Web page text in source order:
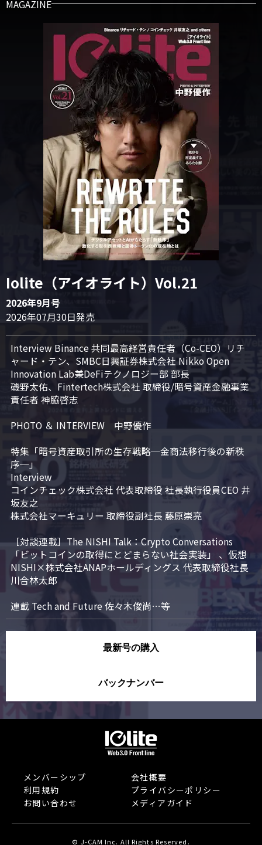
MAGAZINE
Iolite（アイオライト）Vol.21
2026年9月号
2026年07月30日発売
Interview Binance 共同最高経営責任者（Co-CEO）リチ
ャード・テン、SMBC日興証券株式会社 Nikko Open
Innovation Lab兼DeFiテクノロジー部 部長
磯野太佑、Fintertech株式会社 取締役/暗号資産金融事業
責任者 神脇啓志
PHOTO ＆ INTERVIEW　中野優作
特集「暗号資産取引所の生存戦略─金商法移行後の新秩
序─」
Interview
コインチェック株式会社 代表取締役 社長執行役員CEO 井
坂友之
株式会社マーキュリー 取締役副社長 藤原崇亮
［対談連載］The NISHI Talk：Crypto Conversations
「ビットコインの取得にとどまらない社会実装」 、仮想
NISHI×株式会社ANAPホールディングス 代表取締役社長
川合林太郎
連載 Tech and Future 佐々木俊尚…等
最新号の購入
バックナンバー
メンバーシップ
会社概要
利用規約
プライバシーポリシー
お問い合わせ
メディアガイド
© J-CAM Inc. All Rights Reserved.